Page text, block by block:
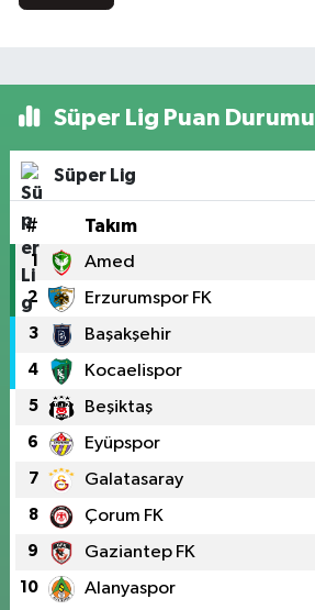
Süper Lig Puan Durumu
Süper Lig
# Takım
1 Amed
2 Erzurumspor FK
3 Başakşehir
4 Kocaelispor
5 Beşiktaş
6 Eyüpspor
7 Galatasaray
8 Çorum FK
9 Gaziantep FK
10 Alanyaspor